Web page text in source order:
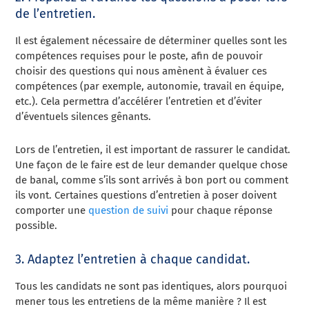
de l’entretien.
Il est également nécessaire de déterminer quelles sont les
compétences requises pour le poste, afin de pouvoir
choisir des questions qui nous amènent à évaluer ces
compétences (par exemple, autonomie, travail en équipe,
etc.). Cela permettra d’accélérer l’entretien et d’éviter
d’éventuels silences gênants.
Lors de l’entretien, il est important de rassurer le candidat.
Une façon de le faire est de leur demander quelque chose
de banal, comme s’ils sont arrivés à bon port ou comment
ils vont. Certaines questions d’entretien à poser doivent
comporter une question de suivi pour chaque réponse
possible.
3. Adaptez l’entretien à chaque candidat.
Tous les candidats ne sont pas identiques, alors pourquoi
mener tous les entretiens de la même manière ? Il est